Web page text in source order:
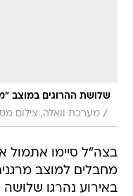
שלושת ההרוגים במוצב
/ מערכת וואלה, צילום
בצה"ל סיימו אתמול
מחבלים למוצב
באירוע נהרגו